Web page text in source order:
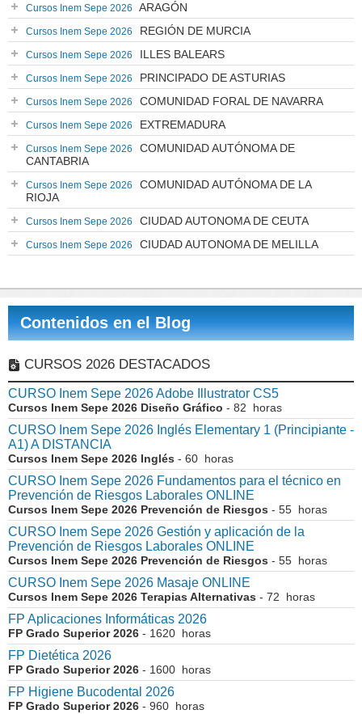
Cursos Inem Sepe 2026 ARAGÓN
Cursos Inem Sepe 2026 REGIÓN DE MURCIA
Cursos Inem Sepe 2026 ILLES BALEARS
Cursos Inem Sepe 2026 PRINCIPADO DE ASTURIAS
Cursos Inem Sepe 2026 COMUNIDAD FORAL DE NAVARRA
Cursos Inem Sepe 2026 EXTREMADURA
Cursos Inem Sepe 2026
COMUNIDAD AUTÓNOMA DE
CANTABRIA
Cursos Inem Sepe 2026
COMUNIDAD AUTÓNOMA DE LA
RIOJA
Cursos Inem Sepe 2026 CIUDAD AUTONOMA DE CEUTA
Cursos Inem Sepe 2026 CIUDAD AUTONOMA DE MELILLA
Contenidos en el Blog
CURSOS 2026 DESTACADOS
CURSO Inem Sepe 2026 Adobe Illustrator CS5
Cursos Inem Sepe 2026 Diseño Gráfico - 82 horas
CURSO Inem Sepe 2026 Inglés Elementary 1 (Principiante -
A1) A DISTANCIA
Cursos Inem Sepe 2026 Inglés - 60 horas
CURSO Inem Sepe 2026 Fundamentos para el técnico en
Prevención de Riesgos Laborales ONLINE
Cursos Inem Sepe 2026 Prevención de Riesgos - 55 horas
CURSO Inem Sepe 2026 Gestión y aplicación de la
Prevención de Riesgos Laborales ONLINE
Cursos Inem Sepe 2026 Prevención de Riesgos - 55 horas
CURSO Inem Sepe 2026 Masaje ONLINE
Cursos Inem Sepe 2026 Terapias Alternativas - 72 horas
FP Aplicaciones Informáticas 2026
FP Grado Superior 2026 - 1620 horas
FP Dietética 2026
FP Grado Superior 2026 - 1600 horas
FP Higiene Bucodental 2026
FP Grado Superior 2026 - 960 horas